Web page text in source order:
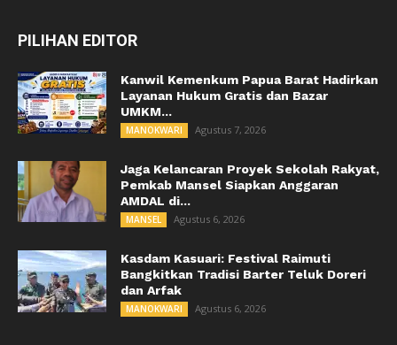
PILIHAN EDITOR
Kanwil Kemenkum Papua Barat Hadirkan
Layanan Hukum Gratis dan Bazar
UMKM...
MANOKWARI Agustus 7, 2026
Jaga Kelancaran Proyek Sekolah Rakyat,
Pemkab Mansel Siapkan Anggaran
AMDAL di...
MANSEL Agustus 6, 2026
Kasdam Kasuari: Festival Raimuti
Bangkitkan Tradisi Barter Teluk Doreri
dan Arfak
MANOKWARI Agustus 6, 2026